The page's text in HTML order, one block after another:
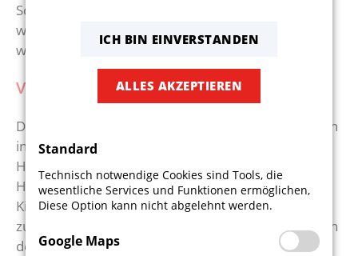
Schiedsrichterquoten. Hier würden wir uns freuen,
wenn sich noch einige Vereinsmitglieder finden
würden, die diese Aufgabe übernehmen würden.
VIELFÄLTIGES VEREINSLEBEN
Das ehrenamtliche Engagement im Verein zeigt sich
in zahlreich organisierten Veranstaltungen wie
Hallenolympiade, Oldi-Disco, Feriencamps,
Hallenturniere, Kunstausstellungs-, Besen- und
Kinobesuche, Grillabende, Wanderungen und nicht
zuletzt dem Vereinskeller. Diese Aktivitäten stärken
den Teamzusammenhalt und unterstreichen die
ICH BIN EINVERSTANDEN
ALLES AKZEPTIEREN
Standard
Technisch notwendige Cookies sind Tools, die
wesentliche Services und Funktionen ermöglichen,
Diese Option kann nicht abgelehnt werden.
Google Maps